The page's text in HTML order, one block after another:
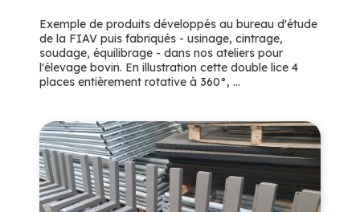
Exemple de produits développés au bureau d'étude
de la FIAV puis fabriqués - usinage, cintrage,
soudage, équilibrage - dans nos ateliers pour
l'élevage bovin. En illustration cette double lice 4
places entièrement rotative à 360°, ...